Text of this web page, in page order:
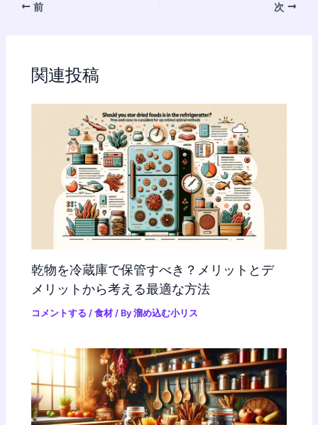
前 次
関連投稿
乾物を冷蔵庫で保管すべき？メリットとデ
メリットから考える最適な方法
コメントする /食材 / By溜め込む小リス